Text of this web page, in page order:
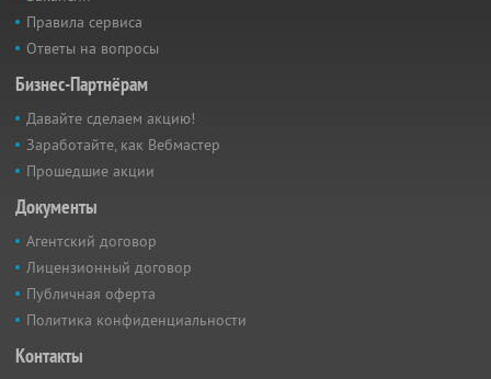
Правила сервиса
Ответы на вопросы
Бизнес-Партнёрам
Давайте сделаем акцию!
Заработайте, как Вебмастер
Прошедшие акции
Документы
Агентский договор
Лицензионный договор
Публичная оферта
Политика конфиденциальности
Контакты